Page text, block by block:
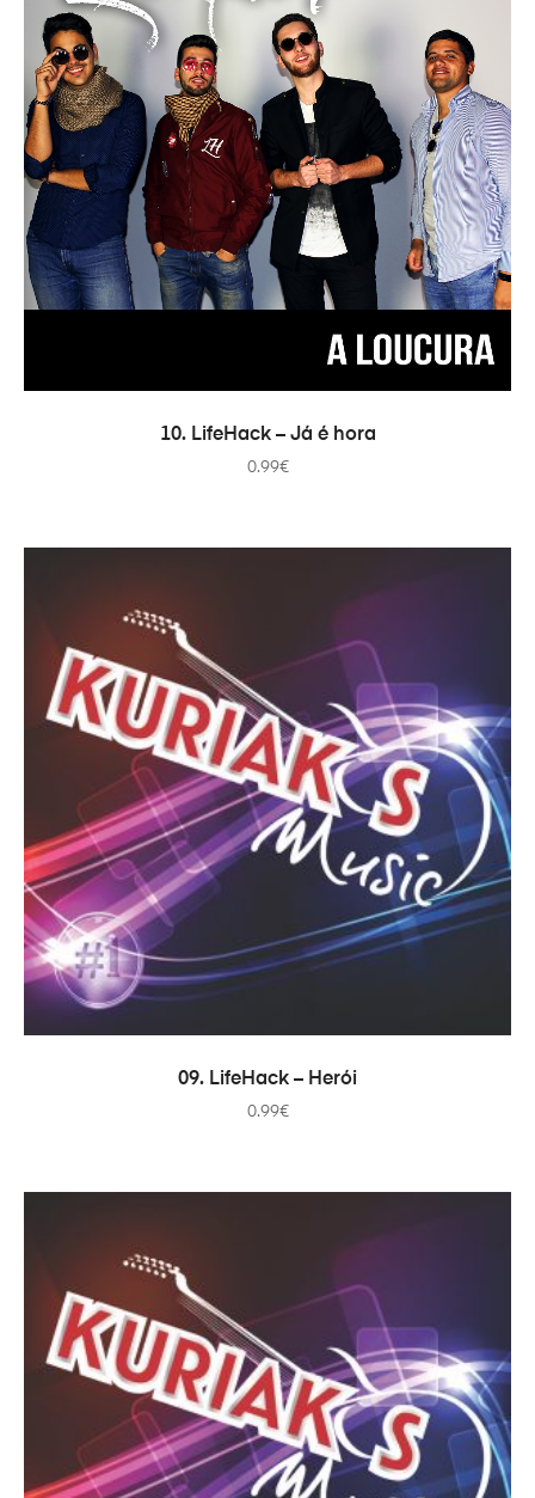
ADICIONAR
10. LifeHack – Já é hora
0.99€
ADICIONAR
09. LifeHack – Herói
0.99€